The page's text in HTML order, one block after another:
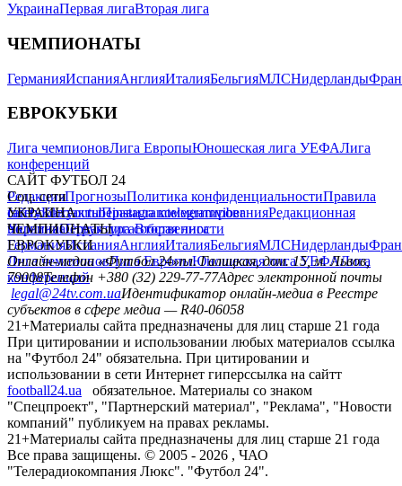
УкраинаПервая лигаВторая лига
ЧЕМПИОНАТЫ
ГерманияИспанияАнглияИталияБельгияМЛСНидерланды
ЕВРОКУБКИ
Лига чемпионовЛига ЕвропыЮношеская лига УЕФАЛига
конференций
САЙТ ФУТБОЛ 24
РедакцияПрогнозыПолитика конфиденциальностиПравила
сайтуКонтактыПравила комментированияРедакционная
политикаСтруктура собственности
Соц. сети
facebookxyoutubeinstagramtelegramviber
УКРАИНА
УкраинаПервая лигаВторая лига
ЧЕМПИОНАТЫ
ГерманияИспанияАнглияИталияБельгияМЛСНидерланды
ЕВРОКУБКИ
Лига чемпионовЛига ЕвропыЮношеская лига УЕФАЛига
конференций
Онлайн-медиа «Футбол 24»пл. Галицкая, дом. 15, м. Львов,
79008Телефон +380 (32) 229-77-77Адрес электронной почты
legal@24tv.com.uaИдентификатор онлайн-медиа в Реестре
субъектов в сфере медиа — R40-06058
21+Материалы сайта предназначены для лиц старше 21 года
При цитировании и использовании любых материалов ссылка
на "Футбол 24" обязательна. При цитировании и
использовании в сети Интернет гиперссылка на сайтт
football24.ua
обязательное. Материалы со знаком
"Спецпроект", "Партнерский материал", "Реклама", "Новости
компаний" публикуем на правах рекламы.
21+Материалы сайта предназначены для лиц старше 21 года
Все права защищены. © 2005 - 2026 , ЧАО
"Телерадиокомпания Люкс". "Футбол 24".